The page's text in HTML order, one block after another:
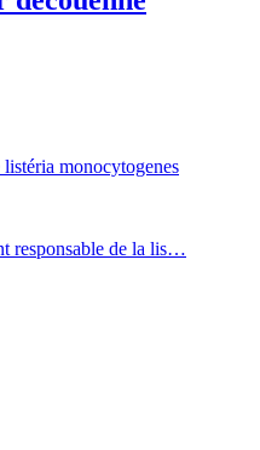
monocytogenes
responsable de la lis…